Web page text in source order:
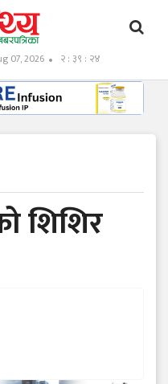
07, 2026 २ : ३९ : २५
शिशिर